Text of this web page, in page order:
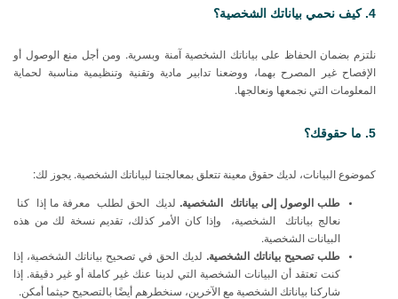
4. كيف نحمي بياناتك الشخصية؟
نلتزم بضمان الحفاظ على بياناتك الشخصية آمنة وبسرية. ومن أجل منع الوصول أو
الإفصاح غير المصرح بهما، ووضعنا تدابير مادية وتقنية وتنظيمية مناسبة لحماية
المعلومات التي نجمعها ونعالجها.
5. ما حقوقك؟
كموضوع البيانات، لديك حقوق معينة تتعلق بمعالجتنا لبياناتك الشخصية. يجوز لك:
طلب الوصول إلى بياناتك الشخصية. لديك الحق لطلب معرفة ما إذا
كنا
نعالج بياناتك الشخصية،
وإذا كان الأمر كذلك، تقديم نسخة لك من هذه
البيانات الشخصية.
طلب تصحيح بياناتك الشخصية. لديك الحق في تصحيح بياناتك الشخصية، إذا
كنت تعتقد أن البيانات الشخصية التي لدينا عنك غير كاملة أو غير دقيقة. إذا
شاركنا بياناتك الشخصية مع الآخرين، سنخطرهم أيضًا بالتصحيح حيثما أمكن.